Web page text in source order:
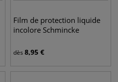
Film de protection liquide
incolore Schmincke
dès 8,95 €